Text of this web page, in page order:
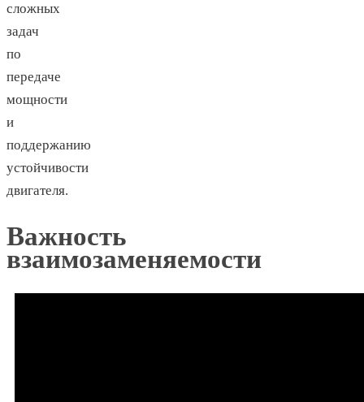
сложных
задач
по
передаче
мощности
и
поддержанию
устойчивости
двигателя.
Важность
взаимозаменяемости